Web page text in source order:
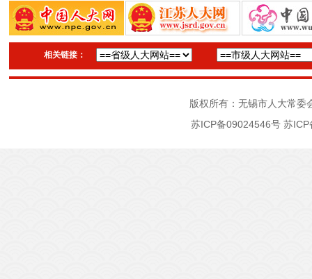
相关链接：
版权所有：无锡市人大常
苏ICP备09024546号 苏ICP